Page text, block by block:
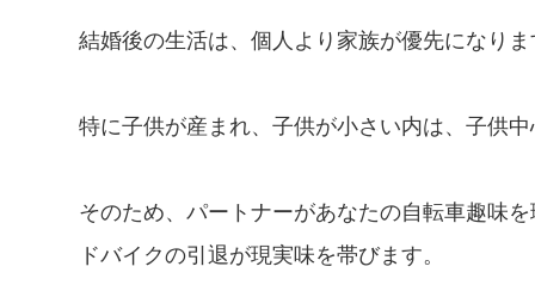
結婚後の生活は、個人より家族が優先になりま
特に子供が産まれ、子供が小さい内は、子供
そのため、パートナーがあなたの自転車趣味
ドバイクの引退が現実味を帯びます。